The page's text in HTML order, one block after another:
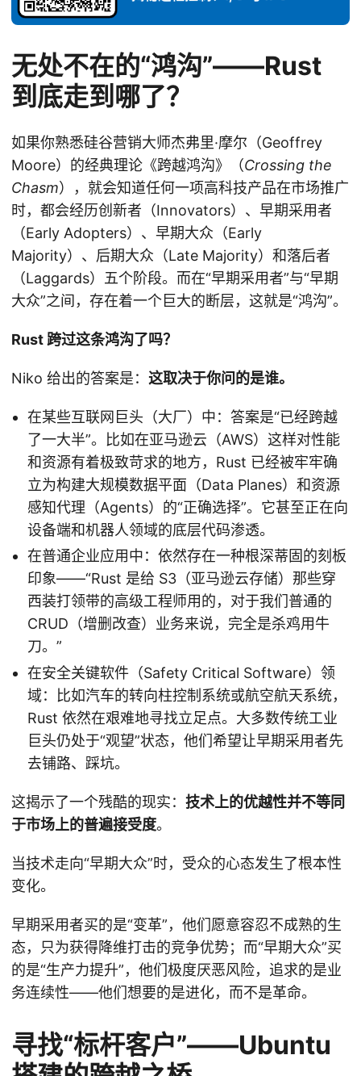
无处不在的“鸿沟”——Rust
到底走到哪了？
如果你熟悉硅谷营销大师杰弗里·摩尔（Geoffrey
Moore）的经典理论《跨越鸿沟》（Crossing the
Chasm），就会知道任何一项高科技产品在市场推广
时，都会经历创新者（Innovators）、早期采用者
（Early Adopters）、早期大众（Early
Majority）、后期大众（Late Majority）和落后者
（Laggards）五个阶段。而在“早期采用者”与“早期
大众”之间，存在着一个巨大的断层，这就是“鸿沟”。
Rust 跨过这条鸿沟了吗？
Niko 给出的答案是： 这取决于你问的是谁。
在某些互联网巨头（大厂）中：答案是“已经跨越
了一大半”。比如在亚马逊云（AWS）这样对性能
和资源有着极致苛求的地方，Rust 已经被牢牢确
立为构建大规模数据平面（Data Planes）和资源
感知代理（Agents）的“正确选择”。它甚至正在向
设备端和机器人领域的底层代码渗透。
在普通企业应用中：依然存在一种根深蒂固的刻板
印象——“Rust 是给 S3（亚马逊云存储）那些穿
西装打领带的高级工程师用的，对于我们普通的
CRUD（增删改查）业务来说，完全是杀鸡用牛
刀。”
在安全关键软件（Safety Critical Software）领
域：比如汽车的转向柱控制系统或航空航天系统，
Rust 依然在艰难地寻找立足点。大多数传统工业
巨头仍处于“观望”状态，他们希望让早期采用者先
去铺路、踩坑。
这揭示了一个残酷的现实： 技术上的优越性并不等同
于市场上的普遍接受度。
当技术走向“早期大众”时，受众的心态发生了根本性
变化。
早期采用者买的是“变革”，他们愿意容忍不成熟的生
态，只为获得降维打击的竞争优势；而“早期大众”买
的是“生产力提升”，他们极度厌恶风险，追求的是业
务连续性——他们想要的是进化，而不是革命。
寻找“标杆客户”——Ubuntu